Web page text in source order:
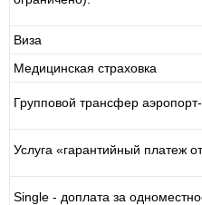
Виза
Медицинская страховка
Групповой трансфер
Услуга «гарантийный платеж
Single - доплата за